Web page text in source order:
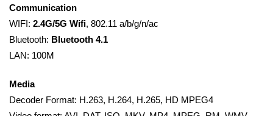
Communication
WIFI: 2.4G/5G Wifi, 802.11 a/b/g/n/ac
Bluetooth: Bluetooth 4.1
LAN: 100M
Media
Decoder Format: H.263, H.264, H.265, HD MPEG4